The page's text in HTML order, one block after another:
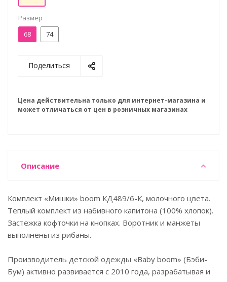
Размер
68
74
Поделиться
Цена действительна только для интернет-магазина и
может отличаться от цен в розничных магазинах
Описание
Комплект «Мишки» boom КД489/6-К, молочного цвета.
Теплый комплект из набивного капитона (100% хлопок).
Застежка кофточки на кнопках. Воротник и манжеты
выполнены из рибаны.
Производитель детской одежды «Baby boom» (Бэби-
Бум) активно развивается с 2010 года, разрабатывая и